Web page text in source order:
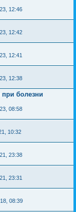
12:46
12:42
12:41
12:38
болезни
08:58
10:32
23:38
23:31
08:39